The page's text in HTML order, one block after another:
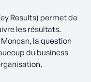
Results) permet de
les résultats.
la question
du business